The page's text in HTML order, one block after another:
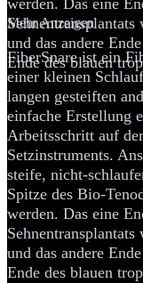
werden. Das eine
und das andere
Ende des blauen
Mehr Anzeigen
FiberSnare ist ein
einer kleinen
langen gesteiften
einfache Erstellung
Arbeitsschritt auf
Setzinstruments.
steife, nicht-
Spitze des Bio-
werden. Das eine
und das andere
Ende des blauen